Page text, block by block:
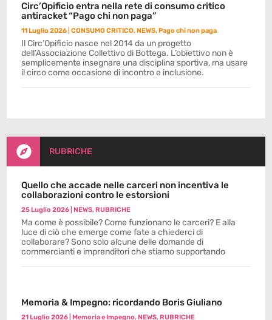
Circ’Opificio entra nella rete di consumo critico
antiracket “Pago chi non paga”
11 Luglio 2026 |CONSUMO CRITICO,NEWS,Pago chi non paga
Il Circ’Opificio nasce nel 2014 da un progetto
dell’Associazione Collettivo di Bottega. L’obiettivo non è
semplicemente insegnare una disciplina sportiva, ma usare
il circo come occasione di incontro e inclusione.
 RUBRICHE
Quello che accade nelle carceri non incentiva le
collaborazioni contro le estorsioni
25 Luglio 2026 |NEWS,RUBRICHE
Ma come è possibile? Come funzionano le carceri? E alla
luce di ciò che emerge come fate a chiederci di
collaborare? Sono solo alcune delle domande di
commercianti e imprenditori che stiamo supportando
Memoria & Impegno: ricordando Boris Giuliano
21 Luglio 2026 |Memoria e Impegno,NEWS,RUBRICHE